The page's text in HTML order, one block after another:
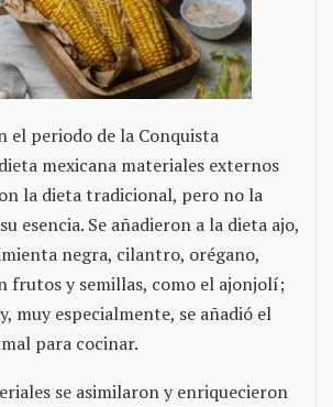
el periodo de la Conquista
mexicana materiales externos
la dieta tradicional, pero no la
esencia. Se añadieron a la dieta ajo,
negra, cilantro, orégano,
frutos y semillas, como el ajonjolí;
muy especialmente, se añadió el
para cocinar.
se asimilaron y enriquecieron